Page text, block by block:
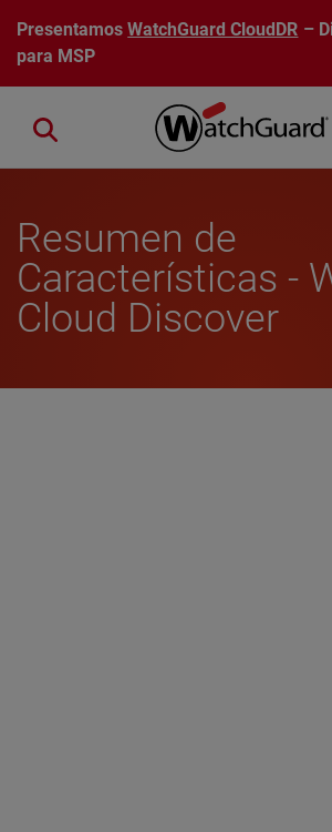
Pasar al contenido principal
PresentamosWatchGuard CloudDR –
para MSP
Close search
Resumen de
Características -
Cloud Discover